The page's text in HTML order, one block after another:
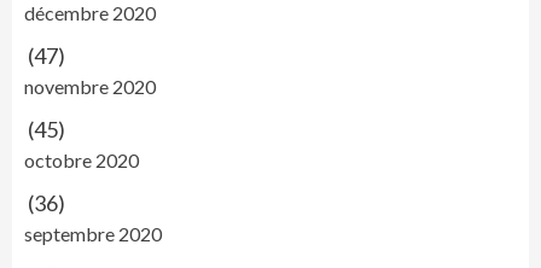
décembre 2020
(47)
novembre 2020
(45)
octobre 2020
(36)
septembre 2020